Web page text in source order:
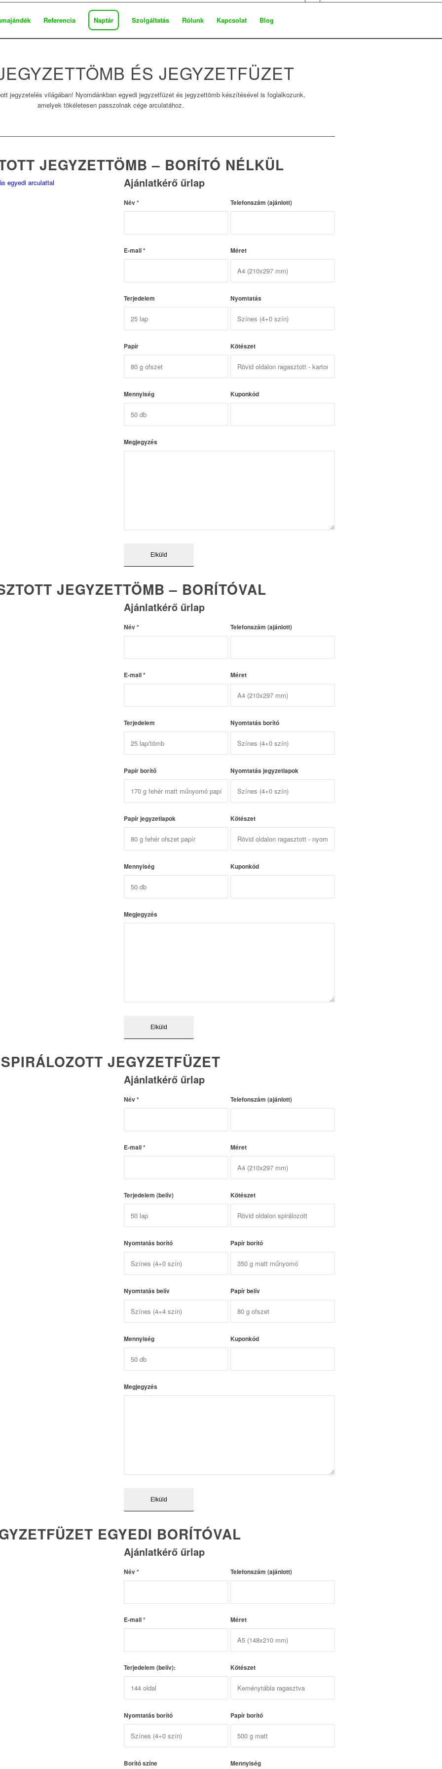
Referencia Naptár Szolgáltatás Rólunk Kapcsolat Blog
ÉS JEGYZETFÜZET
jegyzetelés világában! Nyomdánkban egyedi jegyzetfüzet és jegyzettömb készítésével is foglalkozunk,
amelyek tökéletesen passzolnak cége arculatához.
JEGYZETTÖMB – BORÍTÓ NÉLKÜL
Ajánlatkérő űrlap
Név* Telefonszám (ajánlott)
E-mail* Méret
Terjedelem Nyomtatás
Papír Kötészet
Mennyiség Kuponkód
Megjegyzés
JEGYZETTÖMB – BORÍTÓVAL
Ajánlatkérő űrlap
Név* Telefonszám (ajánlott)
E-mail* Méret
Terjedelem Nyomtatás borító
Papír borítő Nyomtatás jegyzetlapok
Papír jegyzetlapok Kötészet
Mennyiség Kuponkód
Megjegyzés
SPIRÁLOZOTT JEGYZETFÜZET
Ajánlatkérő űrlap
Név* Telefonszám (ajánlott)
E-mail* Méret
Terjedelem (belív) Kötészet
Nyomtatás borító Papír borító
Nyomtatás belív Papír belív
Mennyiség Kuponkód
Megjegyzés
EGYEDI BORÍTÓVAL
Ajánlatkérő űrlap
Név* Telefonszám (ajánlott)
E-mail* Méret
Terjedelem (belív): Kötészet
Nyomtatás borító Papír borító
Borító színe Mennyiség